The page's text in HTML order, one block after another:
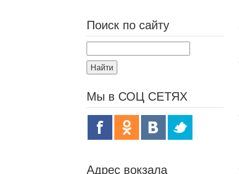
Поиск по сайту
Найти
Мы в СОЦ СЕТЯХ
Адрес вокзала